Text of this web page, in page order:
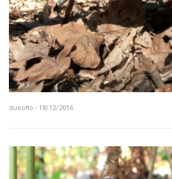
dueotto - 18/12/2016